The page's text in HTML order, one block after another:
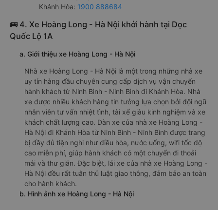
giường nằm 1150000đ/vé
g. Review, đánh giá chất lượng xe Tân Aba
Nhà xe Tân Aba được đánh giá với số điểm trung bình là
4.5/5 dựa trên 198 đánh giá của khách hàng đã trải
nghiệm dịch vụ của nhà xe này.
h. Thông tin liên hệ, đặt mua vé xe khách từ Ninh Bình -
Ninh Bình đi Khánh Hòa Tân Aba
Văn phòng xe Tân Aba ở Ninh Bình - Ninh Bình:
Xem địa chỉ văn phòng nhà xe Tân Aba:
https://vexere.com/vi-VN/xe-tan-aba
Số điện thoại đặt mua vé xe Ninh Bình - Ninh Bình
Khánh Hòa:1900 888684
🚌 4. Xe Hoàng Long - Hà Nội khởi hành tại Dọc
Quốc Lộ 1A
a. Giới thiệu xe Hoàng Long - Hà Nội